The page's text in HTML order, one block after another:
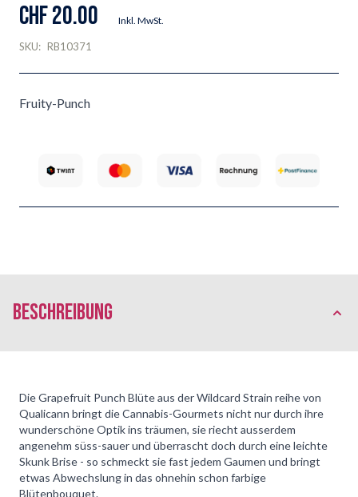
CHF 20.00 Inkl. MwSt.
SKU: RB10371
Fruity-Punch
Beschreibung
Die Grapefruit Punch Blüte aus der Wildcard Strain reihe von
Qualicann bringt die Cannabis-Gourmets nicht nur durch ihre
wunderschöne Optik ins träumen, sie riecht ausserdem
angenehm süss-sauer und überrascht doch durch eine leichte
Skunk Brise - so schmeckt sie fast jedem Gaumen und bringt
etwas Abwechslung in das ohnehin schon farbige
Blütenbouquet.